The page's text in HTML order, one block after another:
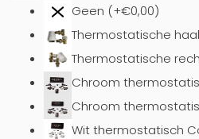
Geen (+€0,00)
Thermostatische
Thermostatische
Chroom
Chroom
Wit thermostatisch